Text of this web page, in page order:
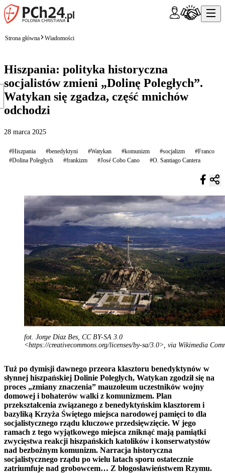
Strona główna Wiadomości
Hiszpania: polityka historyczna
socjalistów zmieni „Dolinę Poległych”.
Watykan się zgadza, część mnichów
odchodzi
28 marca 2025
#Hiszpania #benedyktyni #Watykan #komunizm #socjalizm
#Franco
#Dolina Poległych
#frankizm #José Cobo Cano #O. Santiago Cantera
fot. Jorge Díaz Bes, CC BY-SA 3.0
<https://creativecommons.org/licenses/by-sa/3.0>, via Wikimedia
Tuż po dymisji dawnego przeora klasztoru benedyktynów w
słynnej hiszpańskiej Dolinie Poległych, Watykan zgodził się na
proces „zmiany znaczenia” mauzoleum uczestników wojny
domowej i bohaterów walki z komunizmem. Plan
przekształcenia związanego z benedyktyńskim klasztorem i
bazyliką Krzyża Świętego miejsca narodowej pamięci to dla
socjalistycznego rządu kluczowe przedsięwzięcie. W jego
ramach z tego wyjątkowego miejsca zniknąć mają pamiątki
zwycięstwa reakcji hiszpańskich katolików i konserwatystów
nad bezbożnym komunizm. Narracja historyczna
socjalistycznego rządu po wielu latach sporu ostatecznie
zatriumfuje nad grobowcem… Z błogosławieństwem Rzymu.